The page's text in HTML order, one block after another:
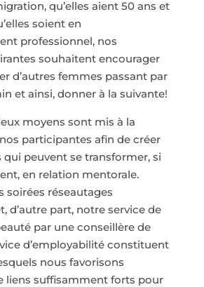
qu’elles aient 50 ans et
soient en
professionnel, nos
souhaitent encourager
d’autres femmes passant par
et ainsi, donner à la suivante!
moyens sont mis à la
participantes afin de créer
peuvent se transformer, si
en relation mentorale.
soirées réseautages
d’autre part, notre service de
par une conseillère de
d’employabilité constituent
nous favorisons
liens suffisamment forts pour